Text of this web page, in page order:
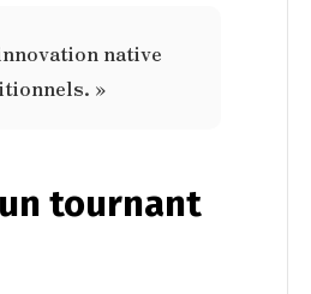
native
»
tournant